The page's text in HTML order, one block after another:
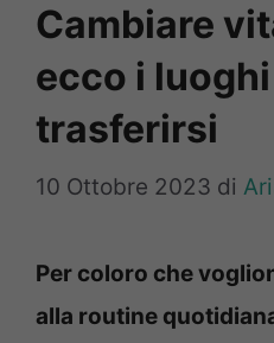
Cambiare
ecco i
trasferirsi
10 Ottobre 2023 di
Per coloro che
alla routine